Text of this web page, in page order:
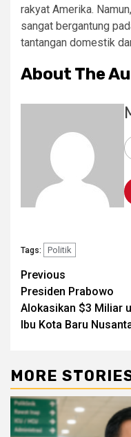
rakyat Amerika.
sangat bergantung
tantangan domestik
About The
Tags: Politik
Post
Previous
Presiden Prabowo
Alokasikan $3 Miliar
Ibu Kota Baru
MORE